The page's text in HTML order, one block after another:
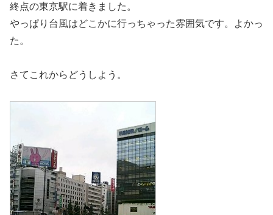
終点の東京駅に着きました。
やっぱり台風はどこかに行っちゃった雰囲気です。よかっ
た。
さてこれからどうしよう。